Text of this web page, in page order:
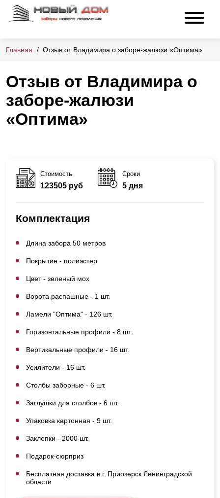
Главная Отзыв от Владимира о заборе-жалюзи «Оптима»
Отзыв от Владимира о
заборе-жалюзи
«Оптима»
Стоимость
123505 руб
Сроки
5 дня
Комплектация
Длина забора 50 метров
Покрытие - полиэстер
Цвет - зеленый мох
Ворота распашные - 1 шт.
Ламели "Оптима" - 126 шт.
Горизонтальные профили - 8 шт.
Вертикальные профили - 16 шт.
Усилители - 16 шт.
Столбы заборные - 6 шт.
Заглушки для столбов - 6 шт.
Упаковка картонная - 9 шт.
Заклепки - 2000 шт.
Подарок-сюрприз
Бесплатная доставка в г. Приозерск Ленинградской
области